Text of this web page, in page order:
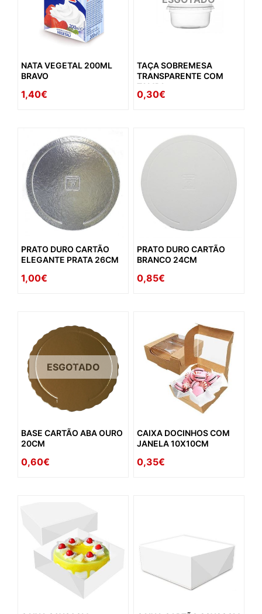
NATA VEGETAL 200ML
BRAVO
1,40€
TAÇA SOBREMESA
TRANSPARENTE COM
TAMPA
0,30€
PRATO DURO CARTÃO
ELEGANTE PRATA 26CM
1,00€
PRATO DURO CARTÃO
BRANCO 24CM
0,85€
ESGOTADO
BASE CARTÃO ABA OURO
20CM
0,60€
CAIXA DOCINHOS COM
JANELA 10X10CM
0,35€